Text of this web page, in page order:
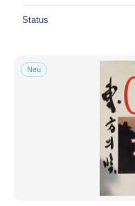
Status
Neu